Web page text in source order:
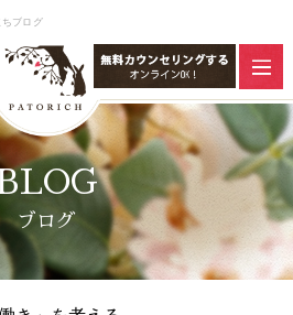
ブログ
ブログ